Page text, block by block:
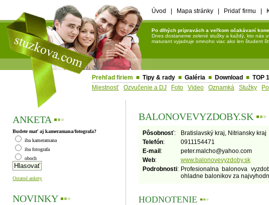
Úvod Mapa stránky Pridať firmu
Po dlhých prípravách a veľkom očakávaní
Dnes dostaneme zelené stužky a každý, kto nás
maturant vyjadruje omnoho viac ako len študent
Prehľad firiem ■ Tipy & rady ■ Galéria ■ Download ■ TOP
Miestnosť
Ozvučenie a DJ Foto Video Oznamká Stužky
ANKETA ▪▪▪
Budete mať aj kameramana/fotografa?
iba kameramana
iba fotografa
oboch
Ostatné ankety
NOVINKY ▪▪▪
BALONOVEVYZDOBY.SK ▪▪▪
Pôsobnosť:
Bratislavský kraj, Nitriansky kraj
Telefón:
0911154471
E-mail : peter.malcho@yahoo.com
Web:
www.balonovevyzdoby.sk
Podrobnosti: Profesionalna balonova
ohladne balonikov za
HODNOTENIE ▪▪▪